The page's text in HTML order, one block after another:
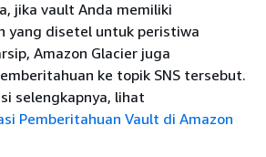
jika vault Anda memiliki
yang disetel untuk peristiwa
Amazon Glacier juga
ke topik SNS tersebut.
selengkapnya, lihat
Pemberitahuan Vault di Amazon